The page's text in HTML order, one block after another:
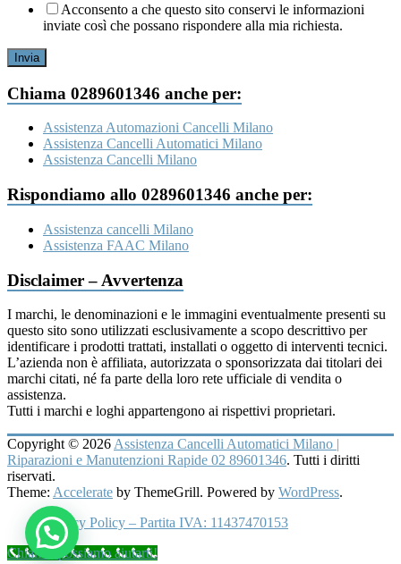
Acconsento a che questo sito conservi le informazioni
inviate così che possano rispondere alla mia richiesta.
Invia
Chiama 0289601346 anche per:
Assistenza Automazioni Cancelli Milano
Assistenza Cancelli Automatici Milano
Assistenza Cancelli Milano
Rispondiamo allo 0289601346 anche per:
Assistenza cancelli Milano
Assistenza FAAC Milano
Disclaimer – Avvertenza
I marchi, le denominazioni e le immagini eventualmente presenti su
questo sito sono utilizzati esclusivamente a scopo descrittivo per
identificare i prodotti trattati, installati o oggetto di interventi tecnici.
L’azienda non è affiliata, autorizzata o sponsorizzata dai titolari dei
marchi citati, né fa parte della loro rete ufficiale di vendita o
assistenza.
Tutti i marchi e loghi appartengono ai rispettivi proprietari.
Copyright © 2026 Assistenza Cancelli Automatici Milano |
Riparazioni e Manutenzioni Rapide 02 89601346. Tutti i diritti
riservati.
Theme: Accelerate by ThemeGrill. Powered by WordPress.
Privacy Policy – Partita IVA: 11437470153
Chiama, possiamo aiutarti!